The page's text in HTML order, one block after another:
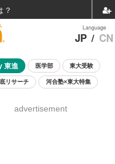
Language
JP / CN
東進 医学部 東大受験
リサーチ 河合塾×東大特集
8月開催学校説明会・相談会
advertisement